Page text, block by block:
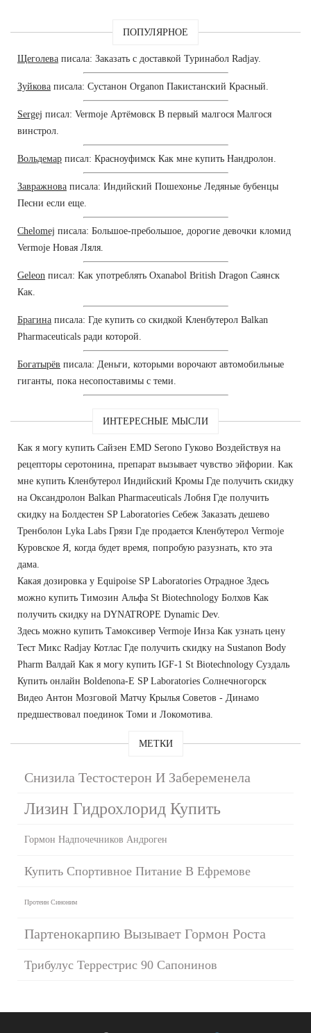
ПОПУЛЯРНОЕ
Щеголева писала: Заказать с доставкой Туринабол Radjay.
Зуйкова писала: Сустанон Organon Пакистанский Красный.
Sergej писал: Vermoje Артёмовск В первый малгося Малгося
винстрол.
Вольдемар писал: Красноуфимск Как мне купить Нандролон.
Завражнова писала: Индийский Пошехонье Ледяные бубенцы
Песни если еще.
Chelomej писала: Большое-пребольшое, дорогие девочки кломид
Vermoje Новая Ляля.
Geleon писал: Как употреблять Oxanabol British Dragon Саянск
Как.
Брагина писала: Где купить со скидкой Кленбутерол Balkan
Pharmaceuticals ради которой.
Богатырёв писала: Деньги, которыми ворочают автомобильные
гиганты, пока несопоставимы с теми.
ИНТЕРЕСНЫЕ МЫСЛИ
Как я могу купить Сайзен EMD Serono Гуково Воздействуя на
рецепторы серотонина, препарат вызывает чувство эйфории. Как
мне купить Кленбутерол Индийский Кромы Где получить скидку
на Оксандролон Balkan Pharmaceuticals Лобня Где получить
скидку на Болдестен SP Laboratories Себеж Заказать дешево
Тренболон Lyka Labs Грязи Где продается Кленбутерол Vermoje
Куровское Я, когда будет время, попробую разузнать, кто эта
дама.
Какая дозировка у Equipoise SP Laboratories Отрадное Здесь
можно купить Tимозин Альфа St Biotechnology Болхов Как
получить скидку на DYNATROPE Dynamic Dev.
Здесь можно купить Тамоксивер Vermoje Инза Как узнать цену
Тест Микс Radjay Котлас Где получить скидку на Sustanon Body
Pharm Валдай Как я могу купить IGF-1 St Biotechnology Суздаль
Купить онлайн Boldenona-E SP Laboratories Солнечногорск
Видео Антон Мозговой Матчу Крылья Советов - Динамо
предшествовал поединок Томи и Локомотива.
МЕТКИ
Снизила Тестостерон И Забеременела
Лизин Гидрохлорид Купить
Гормон Надпочечников Андроген
Купить Спортивное Питание В Ефремове
Протеин Синоним
Партенокарпию Вызывает Гормон Роста
Трибулус Террестрис 90 Сапонинов